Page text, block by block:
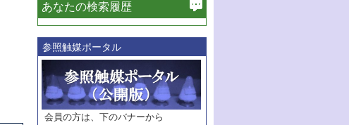
必ず含む
巻・号指定
巻
号
範囲指定
巻
号～
巻
号
あなたの検索履歴
参照触媒ポータル
会員の方は、下のバナーから